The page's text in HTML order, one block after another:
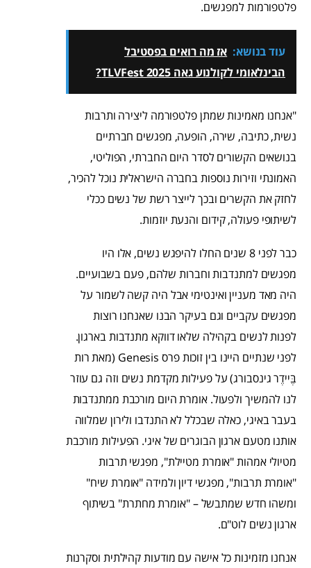
פלטפורמות למפגשים.
עוד בנושא: אז מה רואים בפסטיבל
הבינלאומי לקולנוע גאה TLVFest 2025?
"אנחנו מאמינות שמתן פלטפורמה ליצירה ותרבות
נשית, כתיבה, שירה, הופעה, מפגשים חברתיים
בנושאים הקשורים לסדר היום החברתי, הפוליטי,
האמונתי וזירות נוספות בחברה הישראלית נוכל להכיר,
לחזק את הקשרים ובכך לייצר רשת של נשים ככלי
לשיתופי פעולה, קידום והנעת יוזמות.
כבר לפני 8 שנים החלו להיפגש נשים, אלו היו
מפגשים למתנדבות וחברות שלהם, פעם בשבועיים.
היה מאד מעניין ואינטימי אבל היה קשה לשמור על
מפגשים עקביים וגם בעיקר הבנו שאנחנו רוצות
לפנות לנשים בקהילה שלאו דווקא מתנדבות בארגון.
לפני שנתיים היינו בין זוכות פרס Genesis (מאת רות
בֶּיידֶר גינסבורג) על פעילות מקדמת נשים וזה גם עוזר
לנו להמשיך ולפעול. אומרת היום מורכבת ממתנדבות
בעבר באיגי, כאלה שבכלל לא התנדבו ולירון שמלווה
אותנו מטעם ארגון הבוגרים של איגי. הפעילות מורכבת
מטיולי אמהות "אומרת מטיילת", מפגשי תרבות
"אומרת תרבות", מפגשי דיון ולמידה "אומרת שיח"
ומשהו חדש שמתבשל – "אומרת מחתרת" בשיתוף
ארגון נשים לוט"ם.
אנחנו מזמינות כל אישה עם מודעות קהילתית וסקרנות